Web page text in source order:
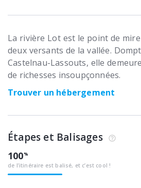
La rivière Lot est le point de
deux versants de la vallée.
Castelnau-Lassouts, elle
de richesses insoupçonnées.
Trouver un hébergement
Étapes et Balisages
100
de l’itinéraire est balisé, et c’est cool !